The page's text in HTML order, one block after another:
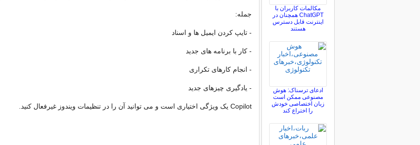
جمله:
- تایپ کردن ایمیل ها و اسناد
- کار با برنامه های جدید
- انجام کارهای تکراری
- یادگیری چیزهای جدید
Copilot یک ویژگی اختیاری است و می توانید آن را در تنظیمات ویندوز غیرفعال کنید.
مکالمات کاربران با
ChatGPT همچنان در
اینترنت قابل دسترس
هستند
ادعای ترسناک: هوش
مصنوعی ممکن است
زبان اختصاصی خودش
را اختراع کند